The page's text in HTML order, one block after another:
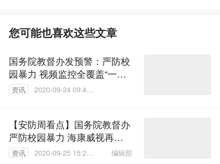
您可能也喜欢这些文章
国务院教督办发预警：严防校
园暴力 视频监控全覆盖“一键
报警”
资讯
2020-09-24 09:45:
【安防周看点】国务院教督办
严防校园暴力 海康威视再成
立城市运营公司
资讯
2020-09-25 15:28:
编辑部